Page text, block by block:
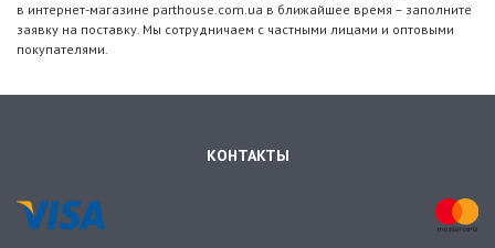
в интернет-магазине parthouse.com.ua в ближайшее время – заполните
заявку на поставку. Мы сотрудничаем с частными лицами и оптовыми
покупателями.
КОНТАКТЫ